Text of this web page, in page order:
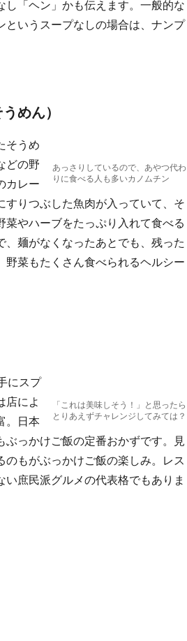
「ヘン」かも伝えます。一般的な
というスープなしの場合は、ナンプ
めん）
あっさりしているので、あやつ代わ
りに食べる人も多いカノムチン
そうめ
どの野
カレー
りつぶした魚肉が入っていて、そ
やハーブをたっぷり入れて食べる
麺がなくなったあとでも、残った
野菜もたくさん食べられるヘルシー
「これは美味しそう！」と思ったら
とりあえずチャレンジしてみては？
にスプ
店によ
。日本
っかけご飯の定番おかずです。見
もがぶっかけご飯の楽しみ。レス
庶民派グルメの代表格でもありま